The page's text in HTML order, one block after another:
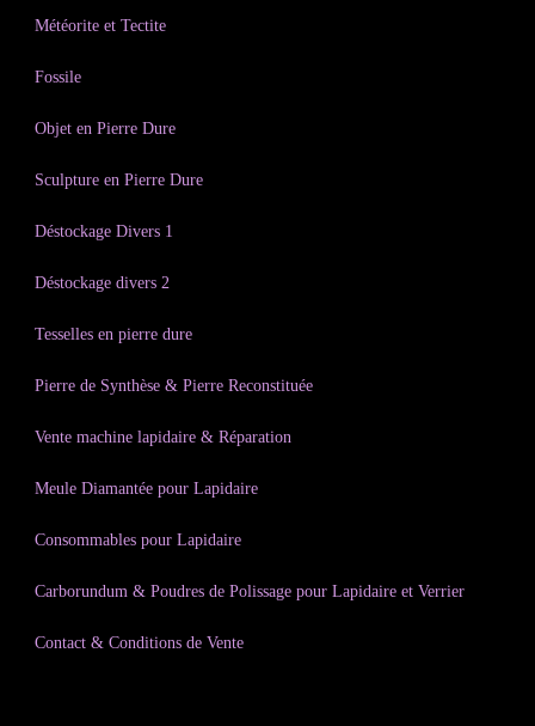
Météorite et Tectite
Fossile
Objet en Pierre Dure
Sculpture en Pierre Dure
Déstockage Divers 1
Déstockage divers 2
Tesselles en pierre dure
Pierre de Synthèse & Pierre Reconstituée
Vente machine lapidaire & Réparation
Meule Diamantée pour Lapidaire
Consommables pour Lapidaire
Carborundum & Poudres de Polissage pour Lapidaire et Verrier
Contact & Conditions de Vente